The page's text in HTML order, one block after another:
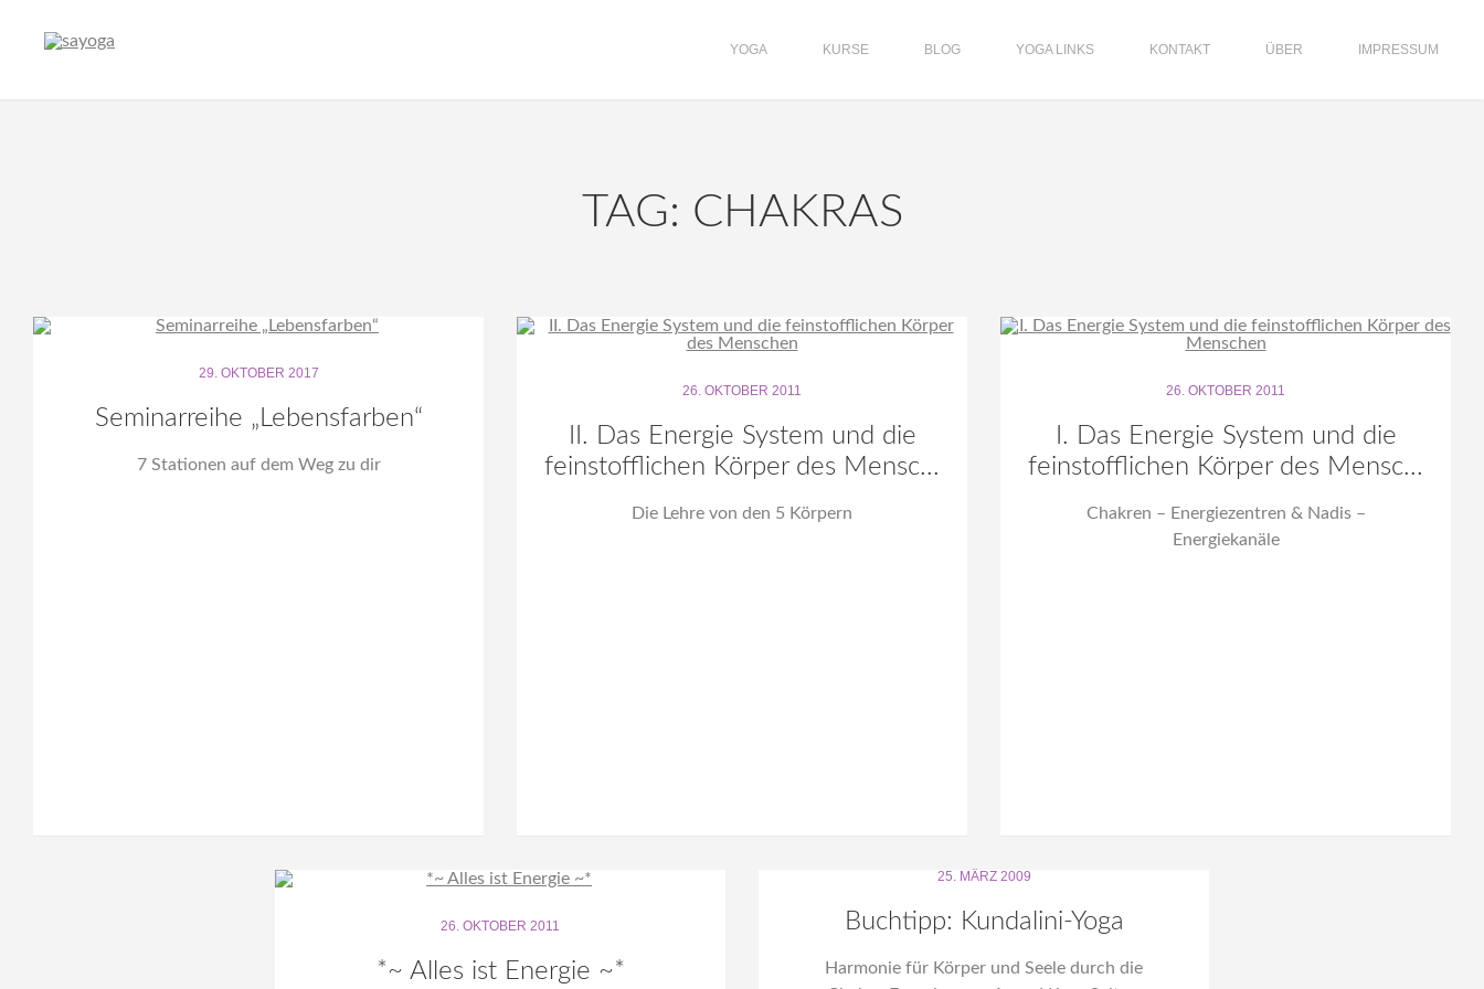
YOGA KURSE BLOG YOGA LINKS KONTAKT ÜBER IMPRESSUM
TAG: CHAKRAS
29. OKTOBER 2017
Seminarreihe „Lebensfarben“
7 Stationen auf dem Weg zu dir
26. OKTOBER 2011
II. Das Energie System und die
feinstofflichen Körper des Mensc...
Die Lehre von den 5 Körpern
26. OKTOBER 2011
I. Das Energie System und die
feinstofflichen Körper des Mensc...
Chakren – Energiezentren & Nadis –
Energiekanäle
26. OKTOBER 2011
*~ Alles ist Energie ~*
25. MÄRZ 2009
Buchtipp: Kundalini-Yoga
Harmonie für Körper und Seele durch die